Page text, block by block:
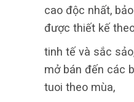
cao độc nhất,
được thiết kế
tinh tế và sắc
mở bán đến các
tuoi theo mùa,